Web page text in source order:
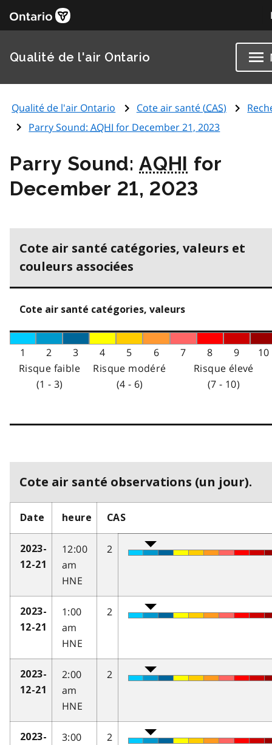
Qualité de l'air Ontario
Qualité de l'air Ontario Cote air santé (CAS)
Parry Sound:AQHI for December 21, 2023
Parry Sound:AQHI for
December 21, 2023
Cote air santé catégories, valeurs et
couleurs associées
Cote air santé catégories, valeurs
1 2 3 4 5 6 7 8 9
10
Risque faible
(1 - 3)
Risque modéré
(4 - 6)
Risque élevé
(7 - 10)
Cote air santé observations (un jour).
Date heure CAS
2023-
12-21
12:00
am
HNE
2
2023-
12-21
1:00
am
HNE
2
2023-
12-21
2:00
am
HNE
2
2023-
3:00
2